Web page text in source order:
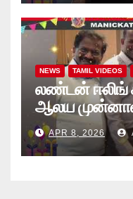
NEWS TAMIL VIDEOS
லண்டன் ஈலிங்
ஆலய
புங்குடுதீவு
நிகழ்வு
APR 8, 2026